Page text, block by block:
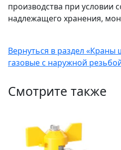
производства при условии
надлежащего хранения,
Вернуться в раздел
газовые с наружной
Смотрите также